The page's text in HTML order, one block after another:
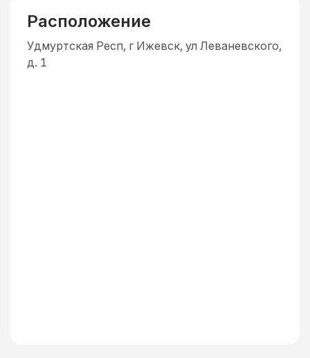
Расположение
Удмуртская Респ, г Ижевск, ул Леваневского,
д. 1